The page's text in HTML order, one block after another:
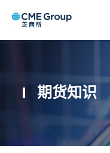
期货知识